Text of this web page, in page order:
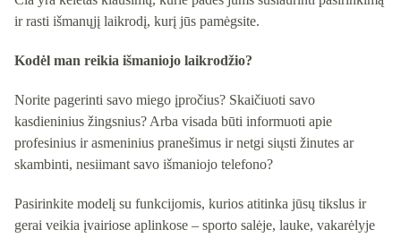
ir rasti išmanųjį laikrodį, kurį jūs pamėgsite.
Kodėl man reikia išmaniojo laikrodžio?
Norite pagerinti savo miego įpročius? Skaičiuoti savo
kasdieninius žingsnius? Arba visada būti informuoti apie
profesinius ir asmeninius pranešimus ir netgi siųsti žinutes ar
skambinti, nesiimant savo išmaniojo telefono?
Pasirinkite modelį su funkcijomis, kurios atitinka jūsų tikslus ir
gerai veikia įvairiose aplinkose – sporto salėje, lauke, vakarėlyje